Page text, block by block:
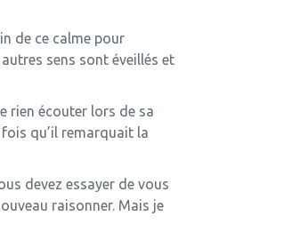
de ce calme pour
sens sont éveillés et
rien écouter lors de sa
qu’il remarquait la
devez essayer de vous
raisonner. Mais je